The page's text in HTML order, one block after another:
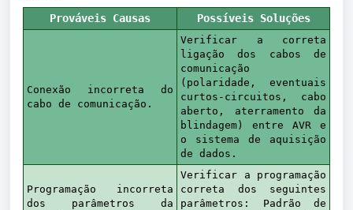
Prováveis Causas Possíveis Soluções
Conexão incorreta do
cabo de comunicação.
Verificar a correta
ligação dos cabos de
comunicação
(polaridade, eventuais
curtos-circuitos, cabo
aberto, aterramento da
blindagem) entre AVR e
o sistema de aquisição
de dados.
Programação incorreta
dos parâmetros da
Verificar a programação
correta dos seguintes
parâmetros: Padrão de